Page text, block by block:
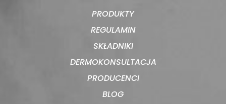
PRODUKTY
REGULAMIN
SKŁADNIKI
DERMOKONSULTACJA
PRODUCENCI
BLOG